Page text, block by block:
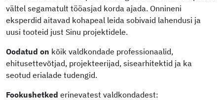
vältel segamatult tööasjad korda ajada. Onnineni
eksperdid aitavad kohapeal leida sobivaid lahendusi ja
uusi tooteid just Sinu projektidele.
Oodatud on kõik valdkondade professionaalid,
ehitusettevõtjad, projekteerijad, sisearhitektid ja ka
seotud erialade tudengid.
Fookushetked erinevatest valdkondadest: